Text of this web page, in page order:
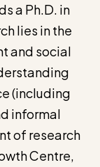
a Ph.D. in
lies in the
and social
(including
informal
of research
Centre,